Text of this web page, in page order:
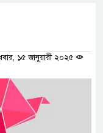
১৫ জানুয়ারী ২০২৫